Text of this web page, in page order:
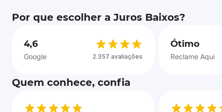
Por que escolher a Juros Baixos?
4,6
Google 2.357 avaliações
Ótimo
Reclame Aqui
Quem conhece, confia